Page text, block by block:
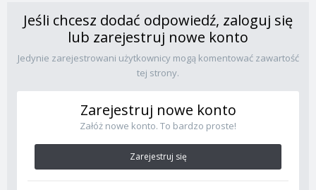
Jeśli chcesz dodać odpowiedź, zaloguj się
lub zarejestruj nowe konto
Jedynie zarejestrowani użytkownicy mogą komentować zawartość
tej strony.
Zarejestruj nowe konto
Załóż nowe konto. To bardzo proste!
Zarejestruj się